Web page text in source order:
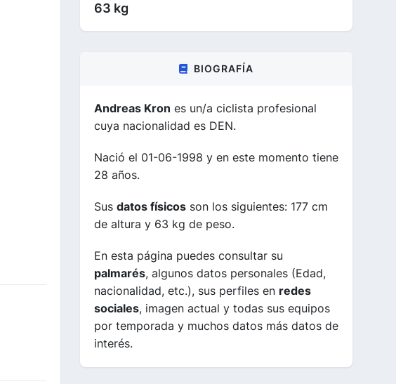
63 kg
BIOGRAFÍA
Andreas Kron es un/a ciclista profesional
cuya nacionalidad es DEN.
Nació el 01-06-1998 y en este momento tiene
28 años.
Sus datos físicos son los siguientes: 177 cm
de altura y 63 kg de peso.
En esta página puedes consultar su
palmarés, algunos datos personales (Edad,
nacionalidad, etc.), sus perfiles en redes
sociales, imagen actual y todas sus equipos
por temporada y muchos datos más datos de
interés.